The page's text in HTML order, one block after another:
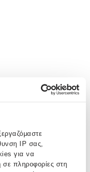
IP σας,
για να
πληροφορίες στη